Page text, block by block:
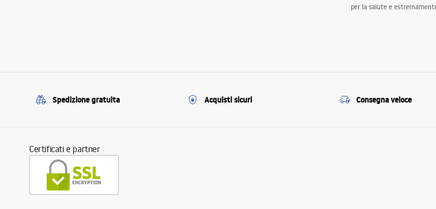
per la salute e
Spedizione gratuita Acquisti sicuri Consegna veloce
Certificati e partner